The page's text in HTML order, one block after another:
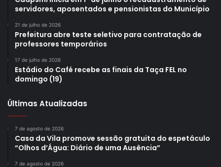
Gostei
Etiquetas cicloturismo de Londrina
letreiro
Rede Cicloviária
servidores, aposentados e pensionistas do Município
21 de julho de 2026
Prefeitura abre teste seletivo para contratação de
professores temporários
17 de julho de 2026
Estádio do Café recebe as finais da Taça FEL no
domingo (19)
Últimas Atualizadas
7 de agosto de 2026
Casa da Vila promove sessão gratuita do espetáculo
“Olhos d’Água: Diário de uma Ausência”
7 de agosto de 2026